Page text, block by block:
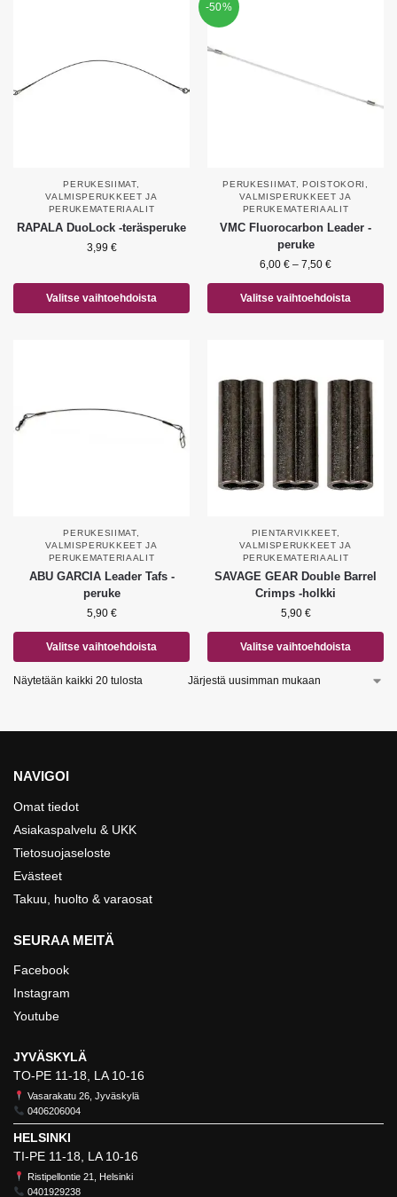
PERUKESIIMAT,
VALMISPERUKKEET JA
PERUKEMATERIAALIT
RAPALA DuoLock -teräsperuke
3,99 €
Valitse vaihtoehdoista
-50%
PERUKESIIMAT,POISTOKORI
VALMISPERUKKEET JA
PERUKEMATERIAALIT
VMC Fluorocarbon Leader -
peruke
6,00 € – 7,50 €
Valitse vaihtoehdoista
PERUKESIIMAT,
VALMISPERUKKEET JA
PERUKEMATERIAALIT
ABU GARCIA Leader Tafs -
peruke
5,90 €
Valitse vaihtoehdoista
PIENTARVIKKEET,
VALMISPERUKKEET JA
PERUKEMATERIAALIT
SAVAGE GEAR Double Barrel
Crimps -holkki
5,90 €
Valitse vaihtoehdoista
Näytetään kaikki 20 tulosta
NAVIGOI
Omat tiedot
Asiakaspalvelu & UKK
Tietosuojaseloste
Evästeet
Takuu, huolto & varaosat
SEURAA MEITÄ
Facebook
Instagram
Youtube
JYVÄSKYLÄ
TO-PE 11-18, LA 10-16
Vasarakatu 26, Jyväskylä
0406206004
HELSINKI
TI-PE 11-18, LA 10-16
Ristipellontie 21, Helsinki
0401929238